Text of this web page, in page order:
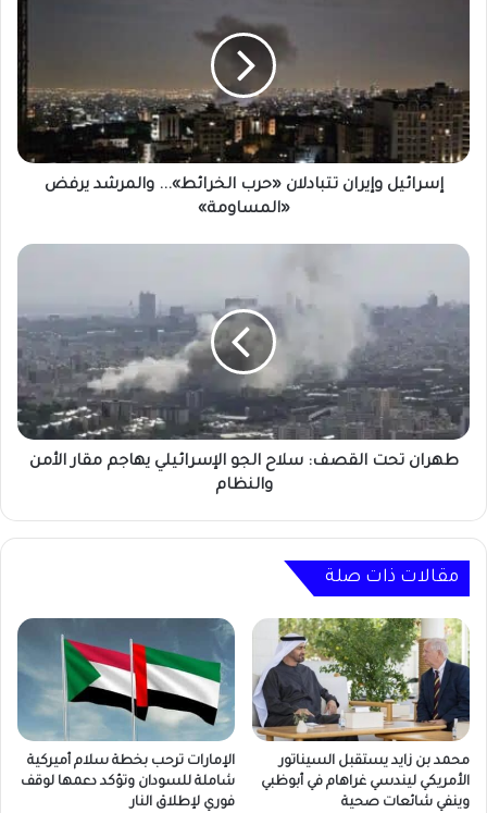
والمرشد
يرفض
«المساومة»
إسرائيل وإيران تتبادلان «حرب الخرائط»... والمرشد يرفض
«المساومة»
طهران
القصف:
الجو
الإسرائيلي
يهاجم
مقار
الأمن
والنظام
طهران تحت القصف: سلاح الجو الإسرائيلي يهاجم مقار الأمن
والنظام
مقالات ذات صلة
محمد بن زايد يستقبل السيناتور
الأمريكي ليندسي غراهام في أبوظبي
وينفي شائعات صحية
الإمارات ترحب بخطة سلام أميركية
شاملة للسودان وتؤكد دعمها لوقف
فوري لإطلاق النار